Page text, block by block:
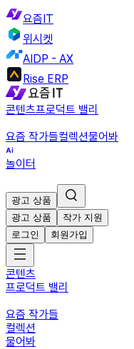
요즘IT
위시켓
AIDP - AX
Rise ERP
콘텐츠프로덕트 밸리
요즘 작가들컬렉션물어봐
놀이터
광고 상품
광고 상품
작가 지원
로그인
회원가입
콘텐츠
프로덕트 밸리
요즘 작가들
컬렉션
물어봐